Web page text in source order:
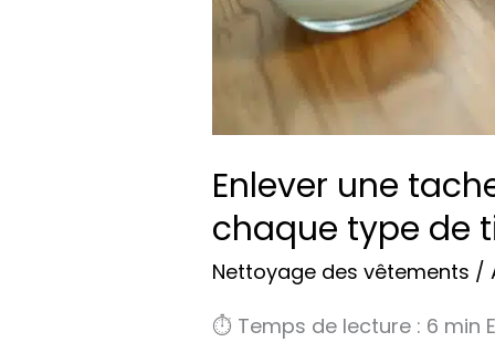
Enlever une
chaque type de
Nettoyage des vêtements /
⏱ Temps de lecture : 6 min